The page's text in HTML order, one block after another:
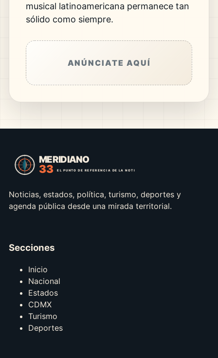
musical latinoamericana permanece tan
sólido como siempre.
ANÚNCIATE AQUÍ
Noticias, estados, política, turismo, deportes y
agenda pública desde una mirada territorial.
Secciones
Inicio
Nacional
Estados
CDMX
Turismo
Deportes